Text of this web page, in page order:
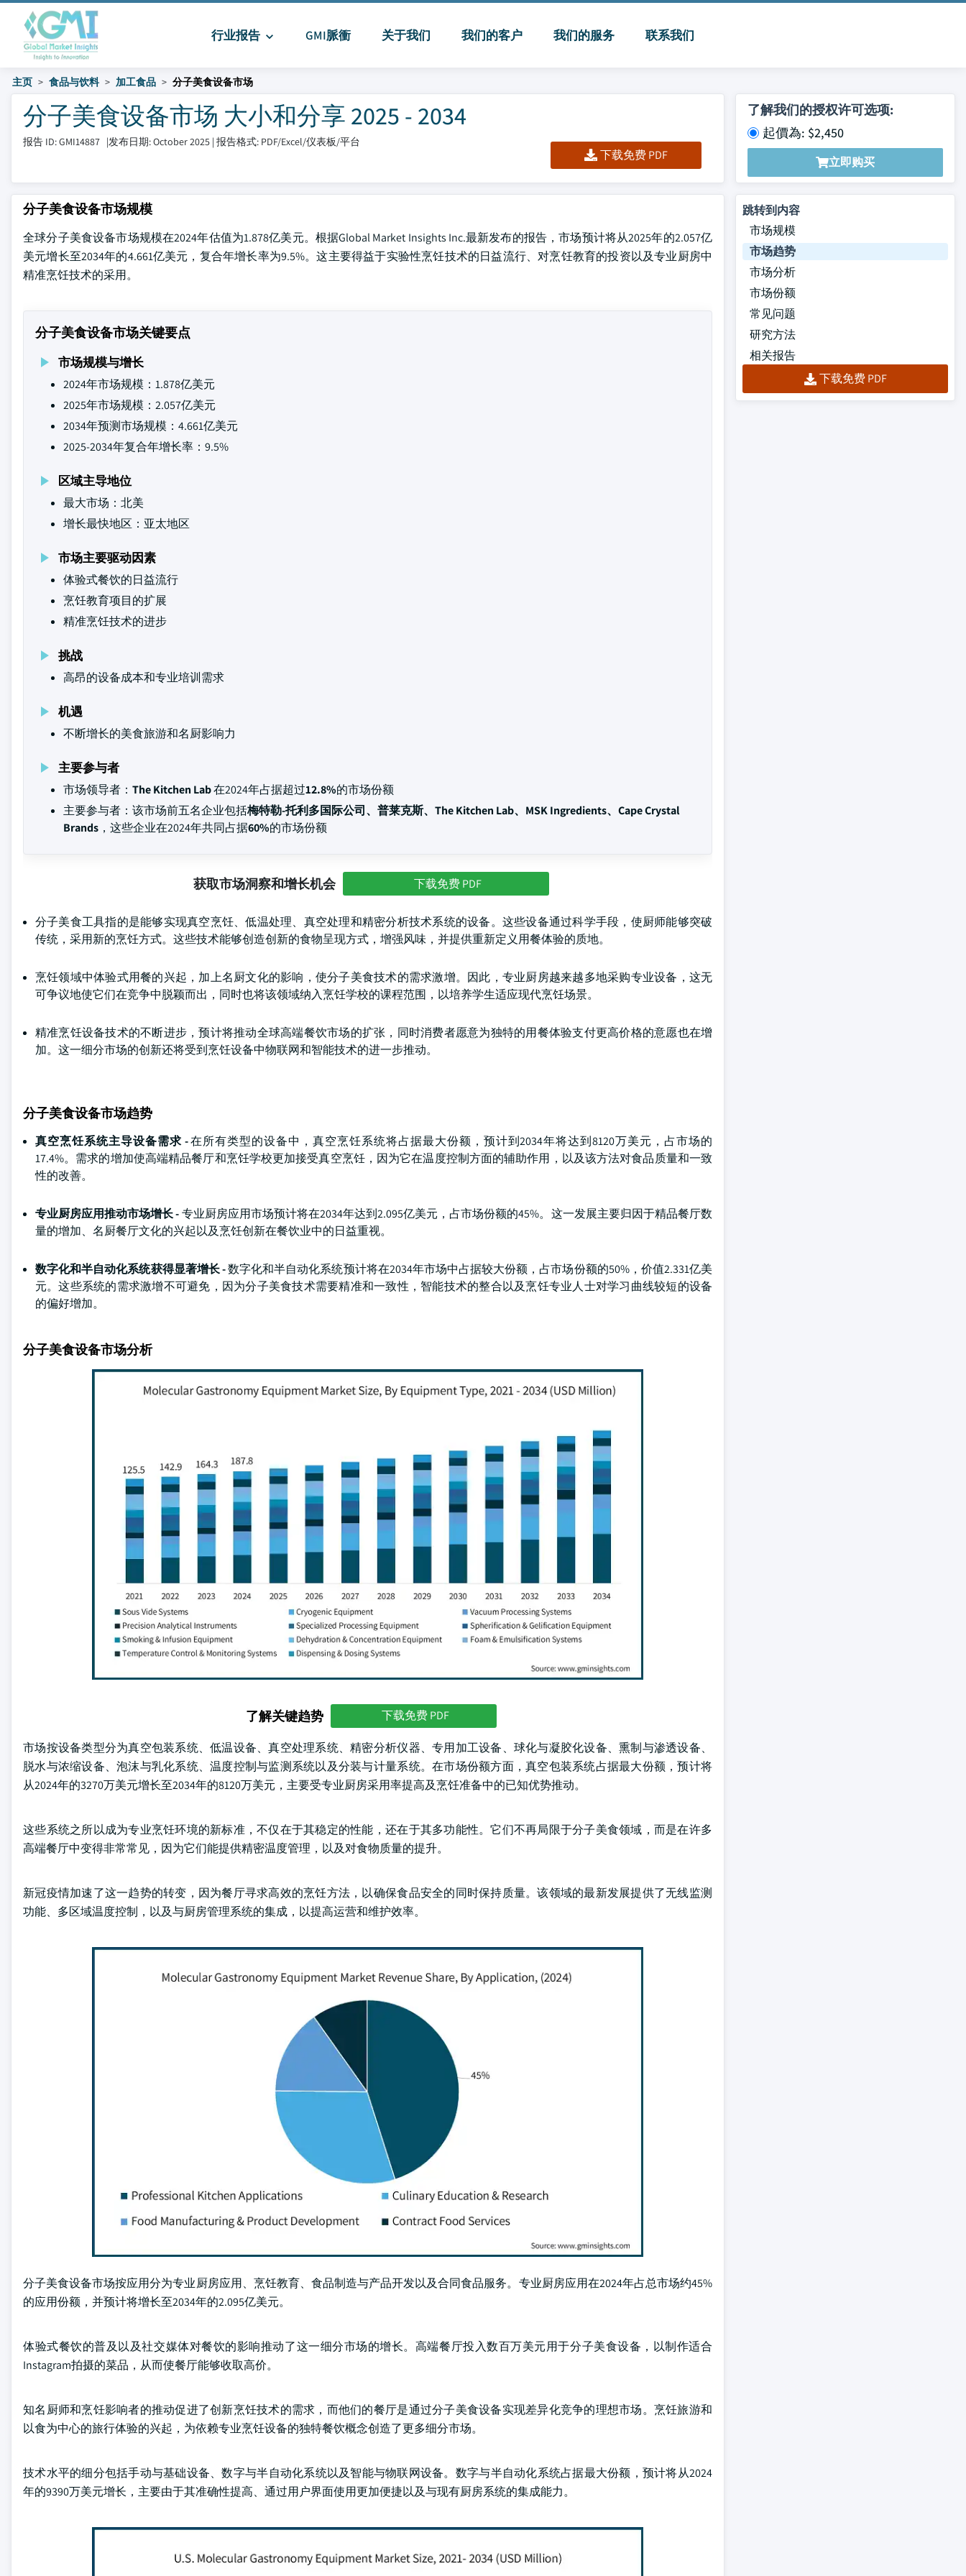
行业报告 GMI脈衝 关于我们 我们的客户 我们的服务 联系我们
主页 食品与饮料 加工食品 分子美食设备市场
分子美食设备市场 大小和分享 2025 - 2034
报告 ID: GMI14887 |发布日期: October 2025 | 报告格式: PDF/Excel/仪表板/平台
下载免费 PDF
了解我们的授权许可选项:
起價為: $2,450
立即购买
分子美食设备市场规模
全球分子美食设备市场规模在2024年估值为1.878亿美元。根据Global Market Insights Inc.最新发布的报告，市场预计将从2025年的2.057亿
美元增长至2034年的4.661亿美元，复合年增长率为9.5%。这主要得益于实验性烹饪技术的日益流行、对烹饪教育的投资以及专业厨房中
精准烹饪技术的采用。
分子美食设备市场关键要点
市场规模与增长
2024年市场规模：1.878亿美元
2025年市场规模：2.057亿美元
2034年预测市场规模：4.661亿美元
2025-2034年复合年增长率：9.5%
区域主导地位
最大市场：北美
增长最快地区：亚太地区
市场主要驱动因素
体验式餐饮的日益流行
烹饪教育项目的扩展
精准烹饪技术的进步
挑战
高昂的设备成本和专业培训需求
机遇
不断增长的美食旅游和名厨影响力
主要参与者
市场领导者： The Kitchen Lab在2024年占据超过12.8%的市场份额
主要参与者：该市场前五名企业包括梅特勒-托利多国际公司、普莱克斯、The Kitchen Lab、MSK Ingredients、Cape Crystal
Brands ，这些企业在2024年共同占据60%的市场份额
获取市场洞察和增长机会 下载免费 PDF
分子美食工具指的是能够实现真空烹饪、低温处理、真空处理和精密分析技术系统的设备。这些设备通过科学手段，使厨师能够突破
传统，采用新的烹饪方式。这些技术能够创造创新的食物呈现方式，增强风味，并提供重新定义用餐体验的质地。
烹饪领域中体验式用餐的兴起，加上名厨文化的影响，使分子美食技术的需求激增。因此，专业厨房越来越多地采购专业设备，这无
可争议地使它们在竞争中脱颖而出，同时也将该领域纳入烹饪学校的课程范围，以培养学生适应现代烹饪场景。
精准烹饪设备技术的不断进步，预计将推动全球高端餐饮市场的扩张，同时消费者愿意为独特的用餐体验支付更高价格的意愿也在增
加。这一细分市场的创新还将受到烹饪设备中物联网和智能技术的进一步推动。
分子美食设备市场趋势
真空烹饪系统主导设备需求 -在所有类型的设备中，真空烹饪系统将占据最大份额，预计到2034年将达到8120万美元，占市场的
17.4%。需求的增加使高端精品餐厅和烹饪学校更加接受真空烹饪，因为它在温度控制方面的辅助作用，以及该方法对食品质量和一致
性的改善。
专业厨房应用推动市场增长 -专业厨房应用市场预计将在2034年达到2.095亿美元，占市场份额的45%。这一发展主要归因于精品餐厅数
量的增加、名厨餐厅文化的兴起以及烹饪创新在餐饮业中的日益重视。
数字化和半自动化系统获得显著增长 -数字化和半自动化系统预计将在2034年市场中占据较大份额，占市场份额的50%，价值2.331亿美
元。这些系统的需求激增不可避免，因为分子美食技术需要精准和一致性，智能技术的整合以及烹饪专业人士对学习曲线较短的设备
的偏好增加。
分子美食设备市场分析
了解关键趋势 下载免费 PDF
市场按设备类型分为真空包装系统、低温设备、真空处理系统、精密分析仪器、专用加工设备、球化与凝胶化设备、熏制与渗透设备、
脱水与浓缩设备、泡沫与乳化系统、温度控制与监测系统以及分装与计量系统。在市场份额方面，真空包装系统占据最大份额，预计将
从2024年的3270万美元增长至2034年的8120万美元，主要受专业厨房采用率提高及烹饪准备中的已知优势推动。
这些系统之所以成为专业烹饪环境的新标准，不仅在于其稳定的性能，还在于其多功能性。它们不再局限于分子美食领域，而是在许多
高端餐厅中变得非常常见，因为它们能提供精密温度管理，以及对食物质量的提升。
新冠疫情加速了这一趋势的转变，因为餐厅寻求高效的烹饪方法，以确保食品安全的同时保持质量。该领域的最新发展提供了无线监测
功能、多区域温度控制，以及与厨房管理系统的集成，以提高运营和维护效率。
分子美食设备市场按应用分为专业厨房应用、烹饪教育、食品制造与产品开发以及合同食品服务。专业厨房应用在2024年占总市场约45%
的应用份额，并预计将增长至2034年的2.095亿美元。
体验式餐饮的普及以及社交媒体对餐饮的影响推动了这一细分市场的增长。高端餐厅投入数百万美元用于分子美食设备，以制作适合
Instagram拍摄的菜品，从而使餐厅能够收取高价。
知名厨师和烹饪影响者的推动促进了创新烹饪技术的需求，而他们的餐厅是通过分子美食设备实现差异化竞争的理想市场。烹饪旅游和
以食为中心的旅行体验的兴起，为依赖专业烹饪设备的独特餐饮概念创造了更多细分市场。
技术水平的细分包括手动与基础设备、数字与半自动化系统以及智能与物联网设备。数字与半自动化系统占据最大份额，预计将从2024
年的9390万美元增长，主要由于其准确性提高、通过用户界面使用更加便捷以及与现有厨房系统的集成能力。
跳转到内容
市场规模
市场趋势
市场分析
市场份额
常见问题
研究方法
相关报告
下载免费 PDF